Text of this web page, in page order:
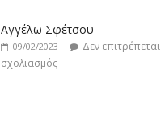
Γιάννης Λογοθέτης
09/02/2023
Δεν επιτρέπεται
σχολιασμός